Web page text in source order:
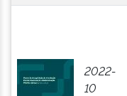
2022-
10